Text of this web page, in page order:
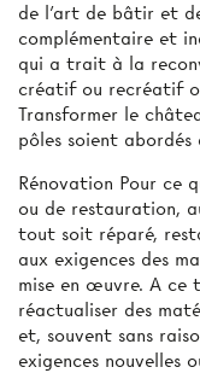
de l'art de bâtir et
complémentaire et
qui a trait à la
créatif ou recréatif
Transformer le
pôles soient
Rénovation Pour ce
ou de restauration,
tout soit réparé,
aux exigences des
mise en œuvre. A
réactualiser des
et, souvent sans
exigences nouvelles